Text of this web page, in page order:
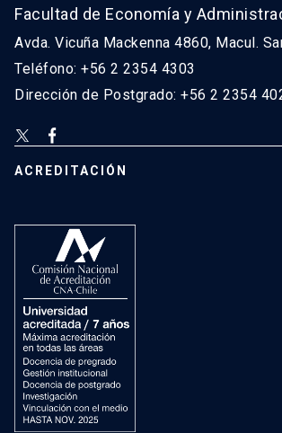
Facultad de Economía y
Avda. Vicuña Mackenna 4860, Macul.
Teléfono: +56 2 2354 4303
Dirección de Postgrado: +56 2 2354
ACREDITACIÓN